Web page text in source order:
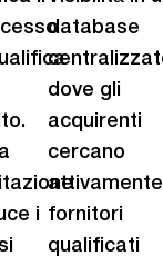
i
database
dove gli
acquirenti
cercano
attivamente
fornitori
qualificati